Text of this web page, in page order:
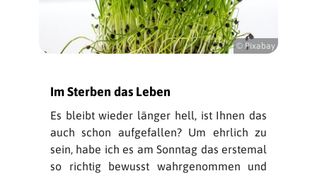
© Pixabay
Im Sterben das Leben
Es bleibt wieder länger hell, ist Ihnen das
auch schon aufgefallen? Um ehrlich zu
sein, habe ich es am Sonntag das erstemal
so richtig bewusst wahrgenommen und